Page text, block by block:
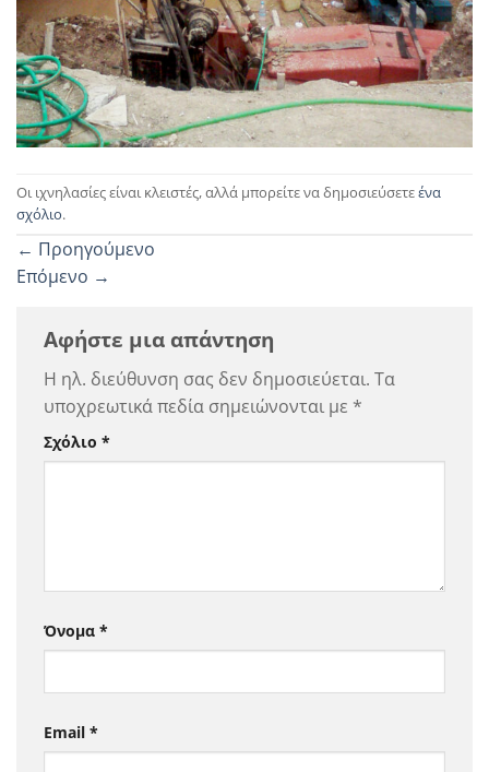
Οι ιχνηλασίες είναι κλειστές, αλλά μπορείτε να δημοσιεύσετεένα
σχόλιο.
← Προηγούμενο
Επόμενο →
Αφήστε μια απάντηση
Η ηλ. διεύθυνση σας δεν δημοσιεύεται. Τα
υποχρεωτικά πεδία σημειώνονται με *
Σχόλιο *
Όνομα *
Email *